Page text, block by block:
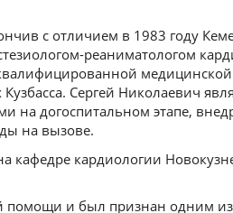
с отличием в 1983 году
реаниматологом
Сергей Николаевич
на догоспитальном этапе,
на вызове.
кардиологии
помощи и был признан одним